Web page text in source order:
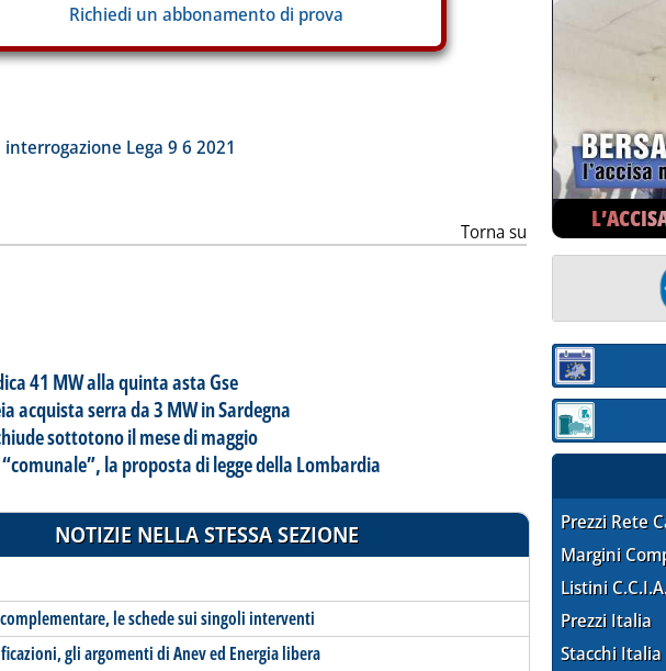
Richiedi un abbonamento di prova
PDF alla notizia
Lega 9 6 2021
Torna su
41 MW alla quinta asta Gse
acquista serra da 3 MW in Sardegna
sottotono il mese di maggio
la proposta di legge della Lombardia
NOTIZIE NELLA STESSA SEZIONE
le schede sui singoli interventi
gli argomenti di Anev ed Energia libera
Sezione:
Sezione:
Prezzi Rete
Margini
Listini
Prezzi Italia
Stacchi Italia